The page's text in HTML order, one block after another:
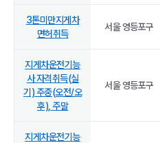
3톤미만지게차
면허취득
서울 영등포구
지게차운전기능
사 자격취득(실
기) 주중(오전/오
후), 주말
서울 영등포구
지게차운전기능